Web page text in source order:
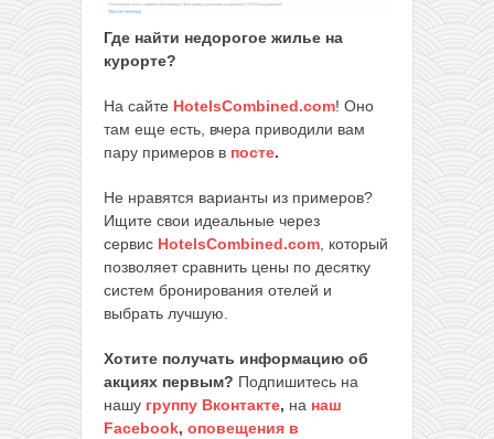
Где найти недорогое жилье на
курорте?
На сайте HotelsCombined.com! Оно
там еще есть, вчера приводили вам
пару примеров в посте.
Не нравятся варианты из примеров?
Ищите свои идеальные через
сервис HotelsCombined.com , который
позволяет сравнить цены по десятку
систем бронирования отелей и
выбрать лучшую.
Хотите получать информацию об
акциях первым? Подпишитесь на
нашу группу Вконтакте, на наш
Facebook, оповещения в